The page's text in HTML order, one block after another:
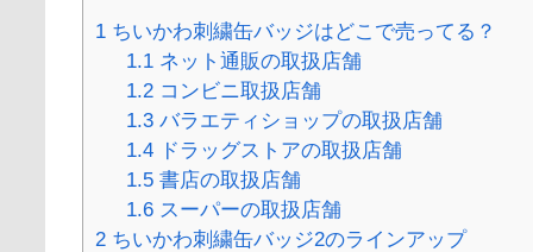
1 ちいかわ刺繍缶バッジはどこで売ってる？
1.1ネット通販の取扱店舗
1.2コンビニ取扱店舗
1.3バラエティショップの取扱店舗
1.4ドラッグストアの取扱店舗
1.5書店の取扱店舗
1.6スーパーの取扱店舗
2 ちいかわ刺繍缶バッジ2のラインアップ